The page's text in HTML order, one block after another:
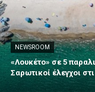
NEWSROOM
«Λουκέτο» σε 5
Σαρωτικοί έλεγχοι